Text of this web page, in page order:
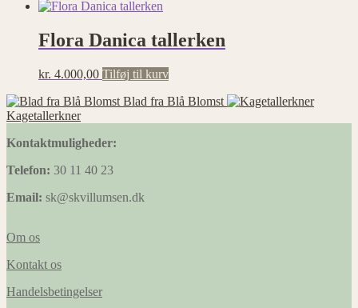
Flora Danica tallerken
kr. 4.000,00 Tilføj til kurv
Blad fra Blå Blomst
Kagetallerkner
Kontaktmuligheder:
Telefon: 30 11 40 23
Email: sk@skvillumsen.dk
Om os
Kontakt os
Handelsbetingelser